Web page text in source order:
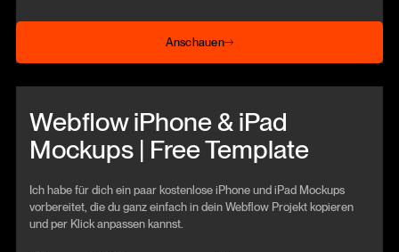
Anschauen
Anschauen
Webflow iPhone & iPad
Mockups | Free Template
Ich habe für dich ein paar kostenlose iPhone und iPad Mockups
vorbereitet, die du ganz einfach in dein Webflow Projekt kopieren
und per Klick anpassen kannst.